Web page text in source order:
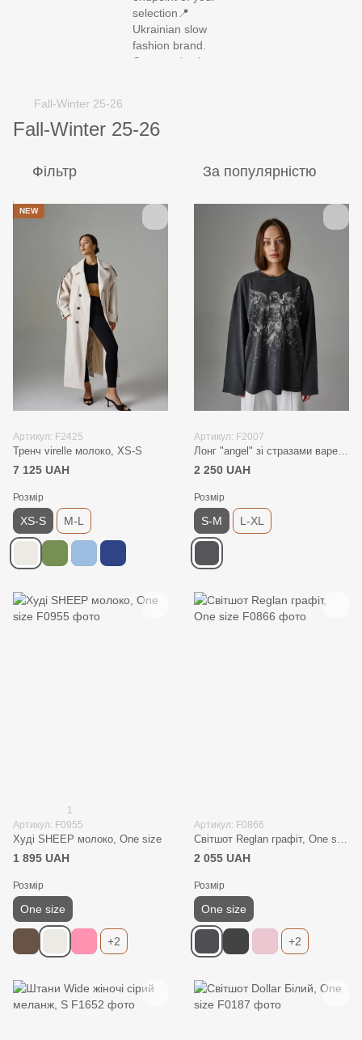
SUMMER SALE UP TO -60%
Fall-Winter 25-26
Fall-Winter 25-26
Фільтр За популярністю
NEW
Артикул: F2425
Тренч virelle молоко, XS-S
7 125 UAH
Розмір
XS-S M-L
Артикул: F2007
Лонг "angel" зі стразами варений графіт, S-M
2 250 UAH
Розмір
S-M L-XL
1
Артикул: F0955
Худі SHEEP молоко, One size
1 895 UAH
Розмір
One size
+2
Артикул: F0866
Світшот Reglan графіт, One size
2 055 UAH
Розмір
One size
+2